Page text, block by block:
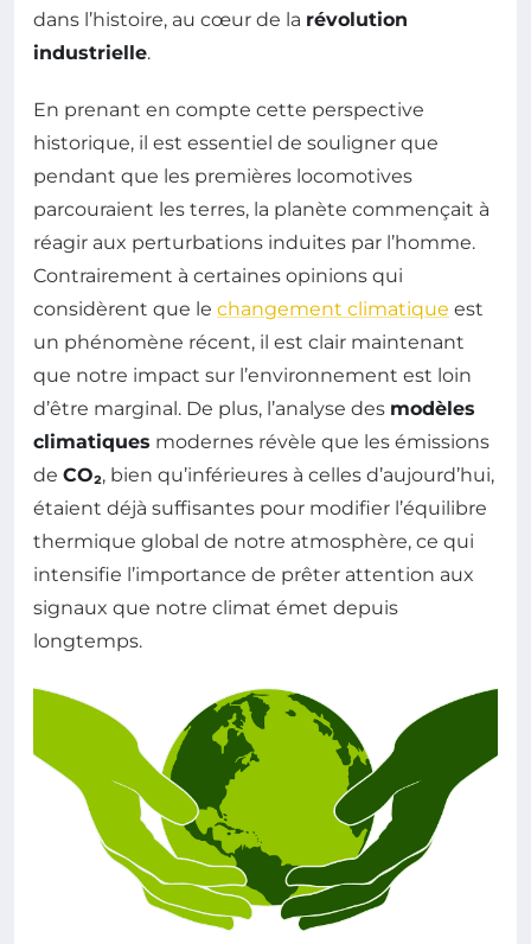
dans l’histoire, au cœur de la révolution
industrielle.
En prenant en compte cette perspective
historique, il est essentiel de souligner que
pendant que les premières locomotives
parcouraient les terres, la planète commençait à
réagir aux perturbations induites par l’homme.
Contrairement à certaines opinions qui
considèrent que le changement climatique est
un phénomène récent, il est clair maintenant
que notre impact sur l’environnement est loin
d’être marginal. De plus, l’analyse des modèles
climatiques modernes révèle que les émissions
de CO₂, bien qu’inférieures à celles d’aujourd’hui,
étaient déjà suffisantes pour modifier l’équilibre
thermique global de notre atmosphère, ce qui
intensifie l’importance de prêter attention aux
signaux que notre climat émet depuis
longtemps.